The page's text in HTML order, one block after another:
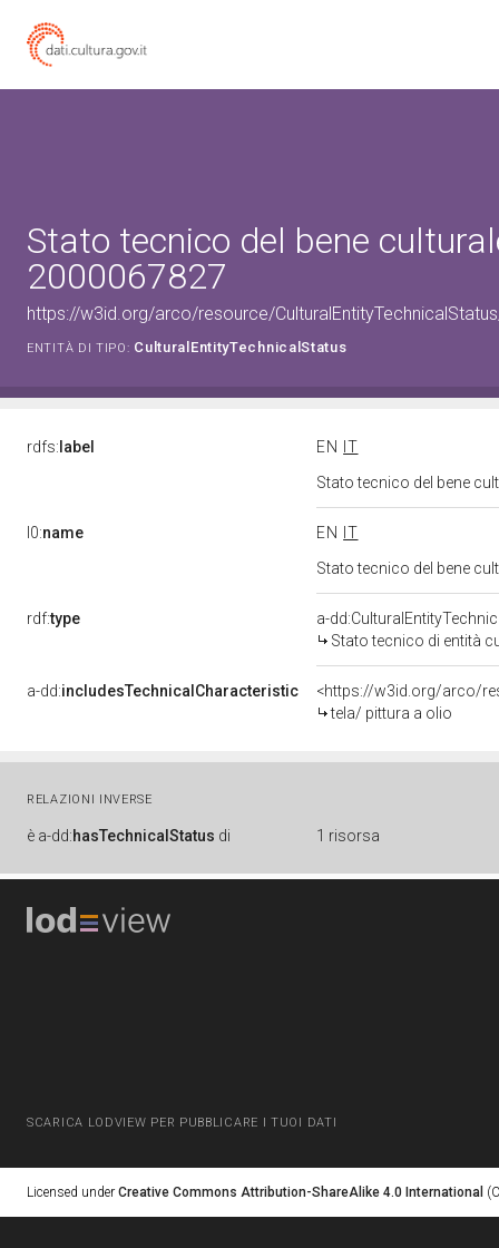
Stato tecnico del bene
2000067827
https://w3id.org/arco/resource/
ENTITÀ DI TIPO: CulturalEntityTechnicalStatus
rdfs: label EN
IT
Stato tecnico del bene
l0:name EN
IT
Stato tecnico del bene
rdf:type
a-
Stato tecnico di entità
a-dd:includesTechnicalCharacteristic
<https://w3id.org/arco/
tela/ pittura a olio
RELAZIONI INVERSE
è a-dd:hasTechnicalStatus di 1 risorsa
SCARICA LODVIEW PER PUBBLICARE I TUOI DATI
Licensed under Creative Commons Attribution-ShareAlike 4.0 International